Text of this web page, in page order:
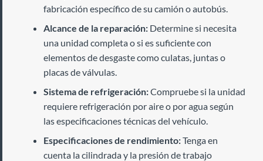
fabricación específico de su camión o autobús.
Alcance de la reparación: Determine si necesita
una unidad completa o si es suficiente con
elementos de desgaste como culatas, juntas o
placas de válvulas.
Sistema de refrigeración:Compruebe si la unidad
requiere refrigeración por aire o por agua según
las especificaciones técnicas del vehículo.
Especificaciones de rendimiento:Tenga en
cuenta la cilindrada y la presión de trabajo